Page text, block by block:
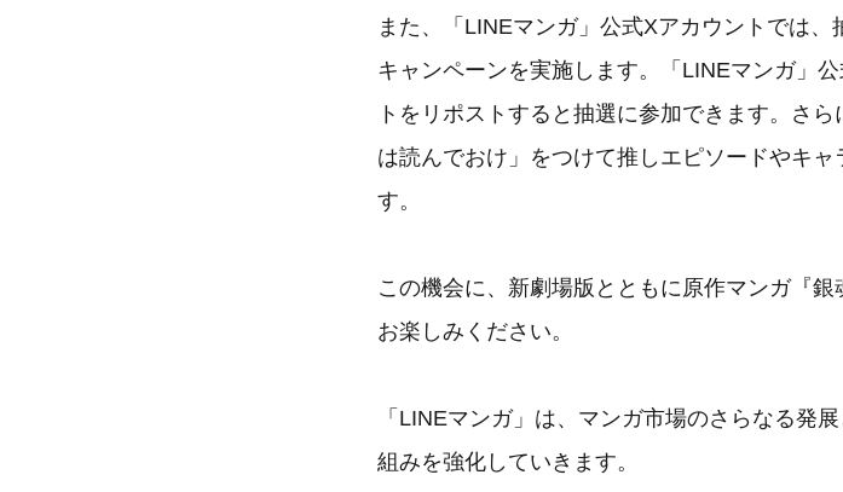
また、「LINEマンガ」公式Xアカウントでは
キャンペーンを実施します。「LINEマンガ」
トをリポストすると抽選に参加できます。さ
は読んでおけ」をつけて推しエピソードやキ
す。
この機会に、新劇場版とともに原作マンガ『
お楽しみください。
「LINEマンガ」は、マンガ市場のさらなる発
組みを強化していきます。